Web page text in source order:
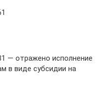
— отражено исполнение
в виде субсидии на